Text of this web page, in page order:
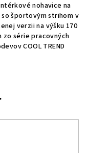
nohavice na
športovým strihom v
verzii na výšku 170
zo série pracovných
COOL TREND